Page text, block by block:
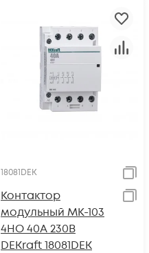
18081DEK
Контактор
модульный МК-103
4НО 40А 230В
DEKraft 18081DEK